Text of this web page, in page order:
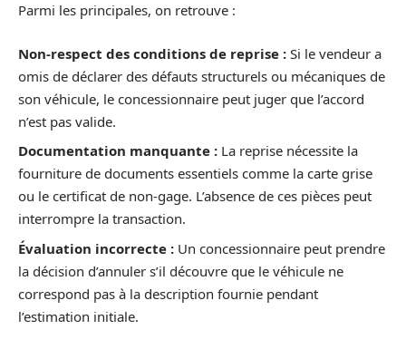
Parmi les principales, on retrouve :
Non-respect des conditions de reprise : Si le vendeur a
omis de déclarer des défauts structurels ou mécaniques de
son véhicule, le concessionnaire peut juger que l’accord
n’est pas valide.
Documentation manquante : La reprise nécessite la
fourniture de documents essentiels comme la carte grise
ou le certificat de non-gage. L’absence de ces pièces peut
interrompre la transaction.
Évaluation incorrecte : Un concessionnaire peut prendre
la décision d’annuler s’il découvre que le véhicule ne
correspond pas à la description fournie pendant
l’estimation initiale.